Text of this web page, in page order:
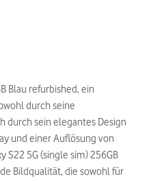
Blau refurbished, ein
durch seine
durch sein elegantes Design
und einer Auflösung von
S22 5G (single sim) 256GB
Bildqualität, die sowohl für